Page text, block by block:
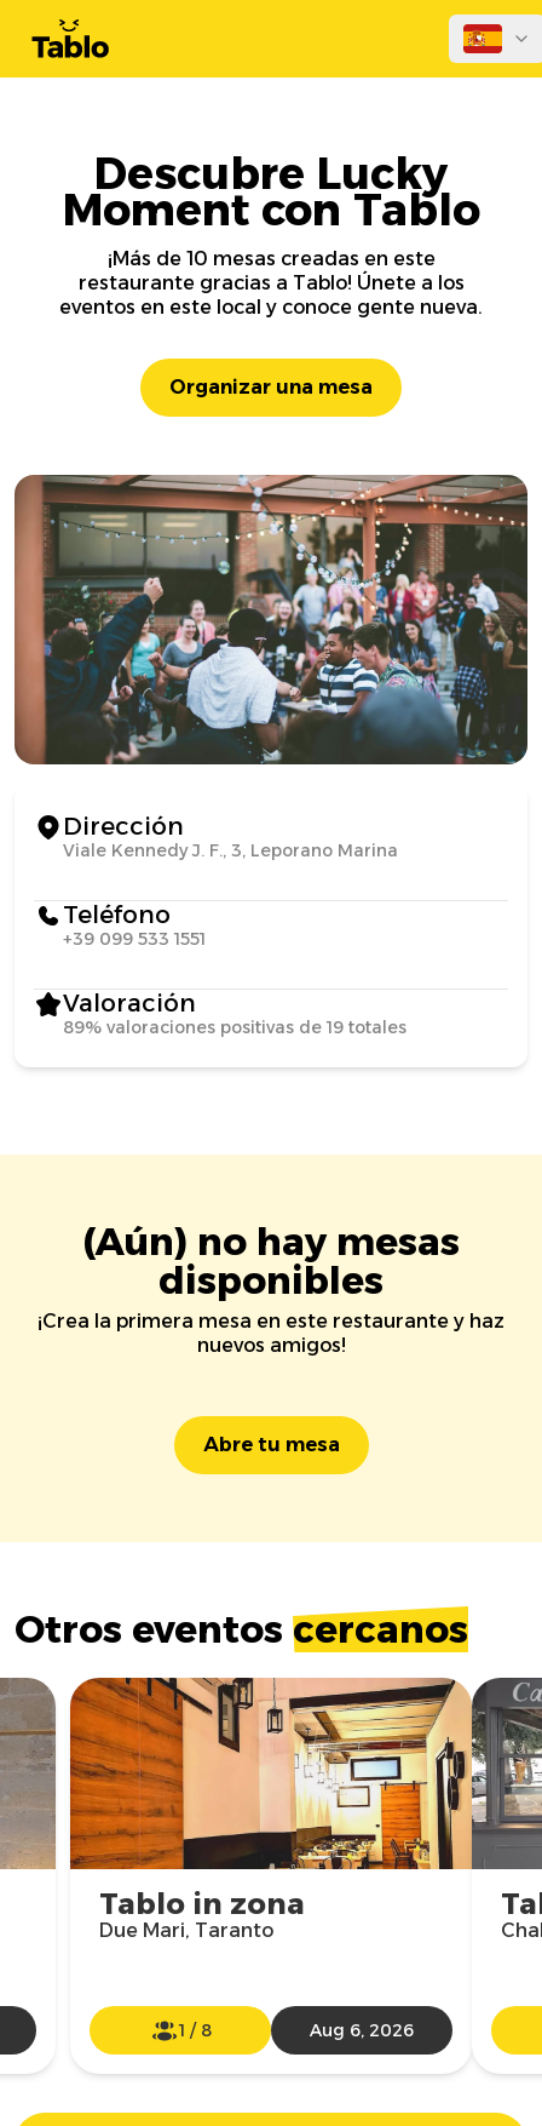
Descubre Lucky
Moment con Tablo
¡Más de 10 mesas creadas en este
restaurante gracias a Tablo! Únete a los
eventos en este local y conoce gente nueva.
Organizar una mesa
Dirección
Viale Kennedy J. F., 3, Leporano Marina
Teléfono
+39 099 533 1551
Valoración
89% valoraciones positivas de 19 totales
(Aún) no hay mesas
disponibles
¡Crea la primera mesa en este restaurante y haz
nuevos amigos!
Abre tu mesa
Otros eventos cercanos
Tablo in zona
Due Mari, Taranto
1 / 8 Aug 6, 2026